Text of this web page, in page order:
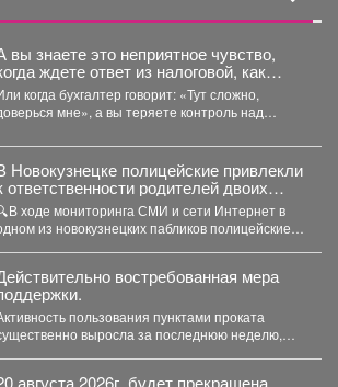
вы знаете это неприятное чувство,
ждете ответ из налоговой, как
когда бухгалтер говорит: «Тут сложно,
мне», а вы теряете контроль над
Новокузнецке полицейские привлекли
ответственности родителей двоих
ходе мониторинга СМИ и сети Интернет в
из новокузнецких пабликов полицейские
востребованная мера
пользования пунктами проката
выросла за последнюю неделю,
августа 2026г. будет прекращена